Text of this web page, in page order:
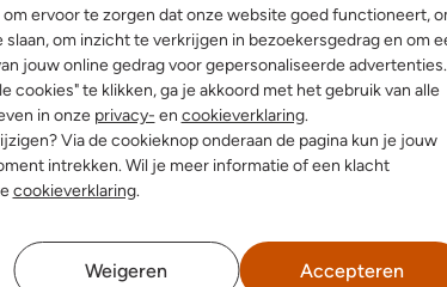
ervoor te zorgen dat onze website goed functioneert,
om inzicht te verkrijgen in bezoekersgedrag en om
jouw online gedrag voor gepersonaliseerde advertenties.
cookies" te klikken, ga je akkoord met het gebruik van alle
in onze privacy- en cookieverklaring.
Via de cookieknop onderaan de pagina kun je jouw
intrekken. Wil je meer informatie of een klacht
cookieverklaring.
Weigeren Accepteren
Ontdek de look
& retourneren